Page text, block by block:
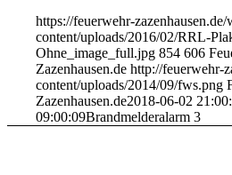
https://feuerwehr-zazenhausen.de/
content/uploads/2016/02/RRL-
Ohne_image_full.jpg 854 606
Zazenhausen.de http://feuerwehr-
content/uploads/2014/09/fws.png
Zazenhausen.de2018-06-02
09:00:09Brandmelderalarm 3